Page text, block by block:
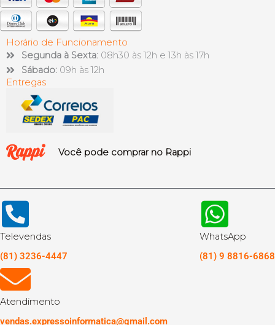
Horário de Funcionamento
Segunda à Sexta: 08h30 às 12h e 13h às 17h
Sábado: 09h às 12h
Entregas
Você pode comprar no Rappi
Televendas
(81) 3236-4447
WhatsApp
(81) 9 8816-6868
Atendimento
vendas.expressoinformatica@gmail.com